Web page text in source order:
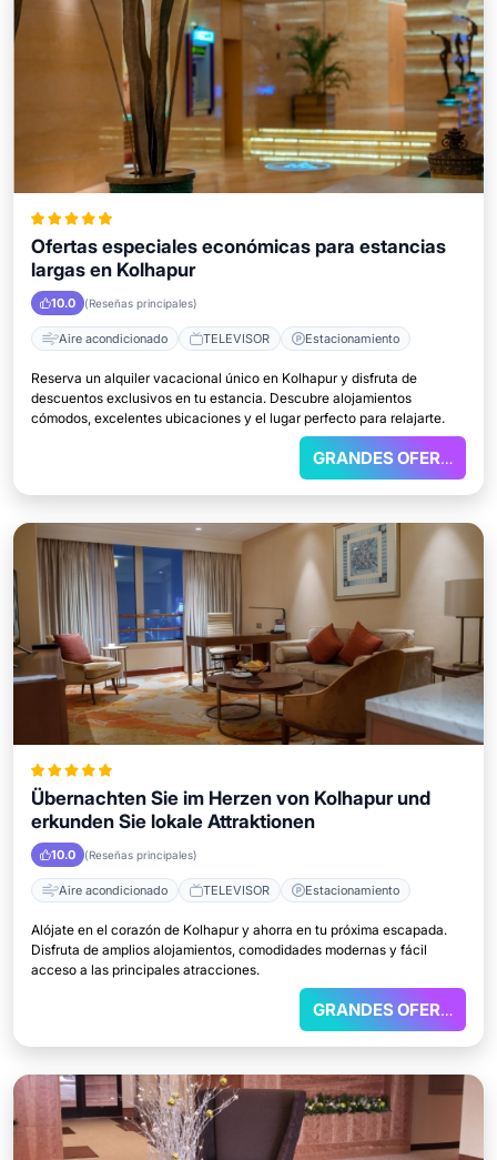
Ofertas especiales económicas para estancias
largas en Kolhapur
10.0 (Reseñas principales)
Aire acondicionado TELEVISOR Estacionamiento
Reserva un alquiler vacacional único en Kolhapur y disfruta de
descuentos exclusivos en tu estancia. Descubre alojamientos
cómodos, excelentes ubicaciones y el lugar perfecto para relajarte.
GRANDES OFERTAS
Übernachten Sie im Herzen von Kolhapur und
erkunden Sie lokale Attraktionen
10.0 (Reseñas principales)
Aire acondicionado TELEVISOR Estacionamiento
Alójate en el corazón de Kolhapur y ahorra en tu próxima escapada.
Disfruta de amplios alojamientos, comodidades modernas y fácil
acceso a las principales atracciones.
GRANDES OFERTAS